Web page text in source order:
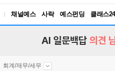
채널예스 사락 예스펀딩 클래스24
AI 일문백답 의견
회계/재무/세무